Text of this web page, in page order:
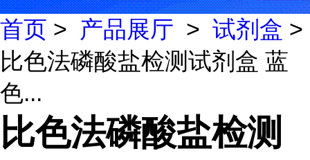
首页 > 产品展厅 > 试剂盒 >
比色法磷酸盐检测试剂盒 蓝
色...
比色法磷酸盐检测